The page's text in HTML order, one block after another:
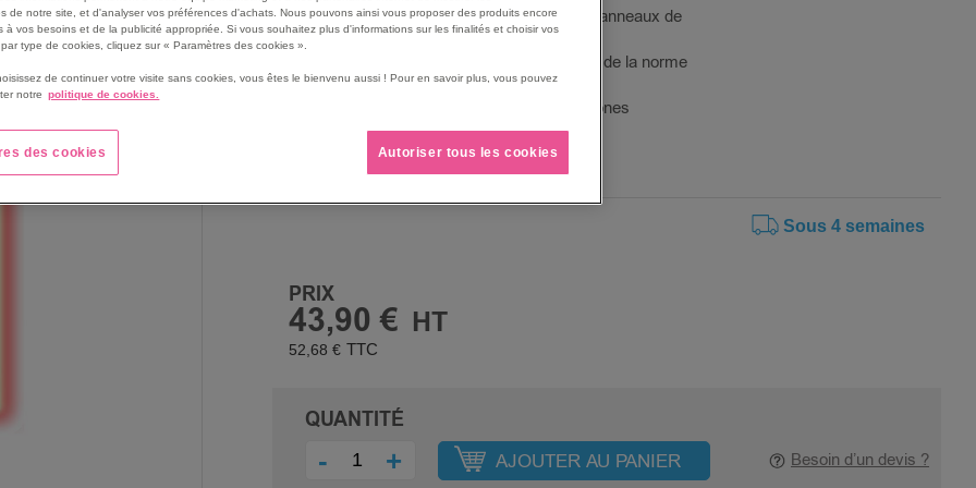
Conforme à la norme ISO 7010 pour les panneaux de
sécurité incendie.
Performances supérieures aux exigences de la norme
ISO 16069.
Permet de localiser rapidement les téléphones
d'urgence en cas d'incendie.
Voir le descriptif complet
Sous 4 semaines
PRIX
43,90 €
52,68 €
QUANTITÉ
- + AJOUTER AU PANIER Besoin d’un devis ?
de notre site, et d'analyser vos préférences d'achats. Nous pouvons ainsi vous proposer des produits encore
à vos besoins et de la publicité appropriée. Si vous souhaitez plus d'informations sur les finalités et choisir vos
type de cookies, cliquez sur « Paramètres des cookies ».
de continuer votre visite sans cookies, vous êtes le bienvenu aussi ! Pour en savoir plus, vous pouvez
notre politique de cookies.
des cookies Autoriser tous les cookies